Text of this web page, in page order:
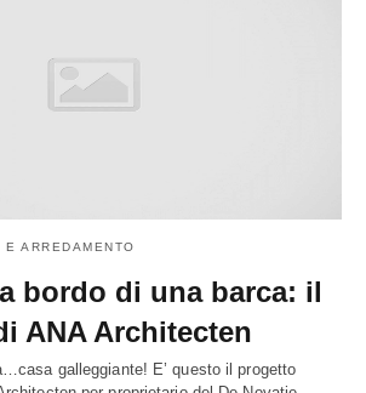
ARREDAMENTO
bordo di una barca: il
ANA Architecten
galleggiante! E’ questo il progetto